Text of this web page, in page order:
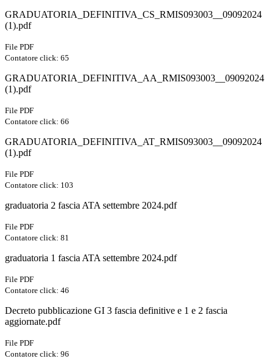
GRADUATORIA_DEFINITIVA_CS_RMIS093003__09092024
(1).pdf
File PDF
Contatore click: 65
GRADUATORIA_DEFINITIVA_AA_RMIS093003__09092024
(1).pdf
File PDF
Contatore click: 66
GRADUATORIA_DEFINITIVA_AT_RMIS093003__09092024
(1).pdf
File PDF
Contatore click: 103
graduatoria 2 fascia ATA settembre 2024.pdf
File PDF
Contatore click: 81
graduatoria 1 fascia ATA settembre 2024.pdf
File PDF
Contatore click: 46
Decreto pubblicazione GI 3 fascia definitive e 1 e 2 fascia
aggiornate.pdf
File PDF
Contatore click: 96